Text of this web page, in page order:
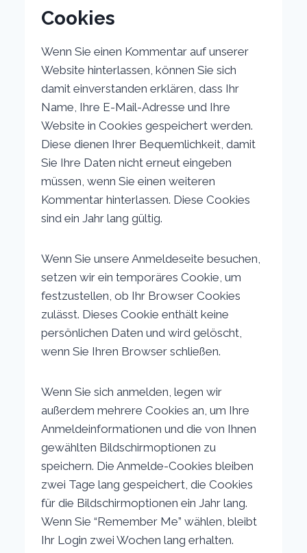
Cookies
Wenn Sie einen Kommentar auf unserer
Website hinterlassen, können Sie sich
damit einverstanden erklären, dass Ihr
Name, Ihre E-Mail-Adresse und Ihre
Website in Cookies gespeichert werden.
Diese dienen Ihrer Bequemlichkeit, damit
Sie Ihre Daten nicht erneut eingeben
müssen, wenn Sie einen weiteren
Kommentar hinterlassen. Diese Cookies
sind ein Jahr lang gültig.
Wenn Sie unsere Anmeldeseite besuchen,
setzen wir ein temporäres Cookie, um
festzustellen, ob Ihr Browser Cookies
zulässt. Dieses Cookie enthält keine
persönlichen Daten und wird gelöscht,
wenn Sie Ihren Browser schließen.
Wenn Sie sich anmelden, legen wir
außerdem mehrere Cookies an, um Ihre
Anmeldeinformationen und die von Ihnen
gewählten Bildschirmoptionen zu
speichern. Die Anmelde-Cookies bleiben
zwei Tage lang gespeichert, die Cookies
für die Bildschirmoptionen ein Jahr lang.
Wenn Sie “Remember Me” wählen, bleibt
Ihr Login zwei Wochen lang erhalten.